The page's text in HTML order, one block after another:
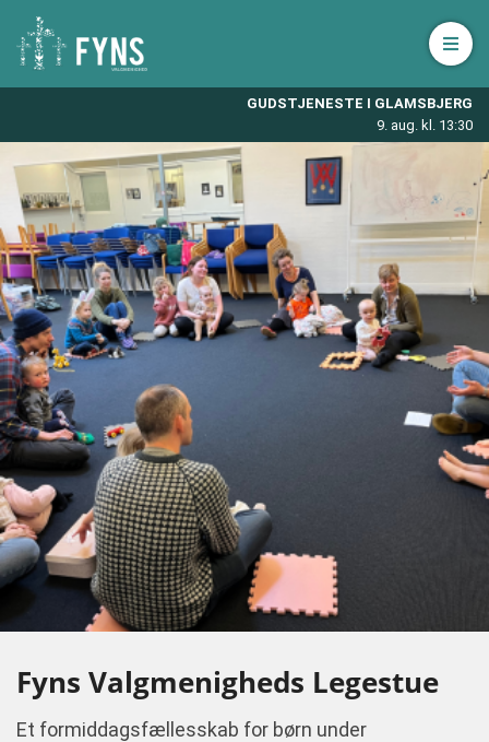
GUDSTJENESTE I GLAMSBJERG
9. aug. kl. 13:30
Åbn
Fyns Valgmenigheds Legestue
Et formiddagsfællesskab for børn under